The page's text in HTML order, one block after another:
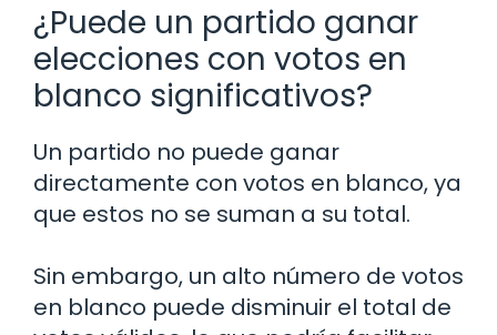
¿Puede un partido ganar
elecciones con votos en
blanco significativos?
Un partido no puede ganar
directamente con votos en blanco, ya
que estos no se suman a su total.
Sin embargo, un alto número de votos
en blanco puede disminuir el total de